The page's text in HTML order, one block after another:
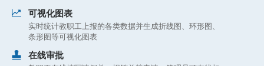
可视化图表
实时统计教职工上报的各类数据并生成折线图、环形图、
条形图等可视化图表
在线审批